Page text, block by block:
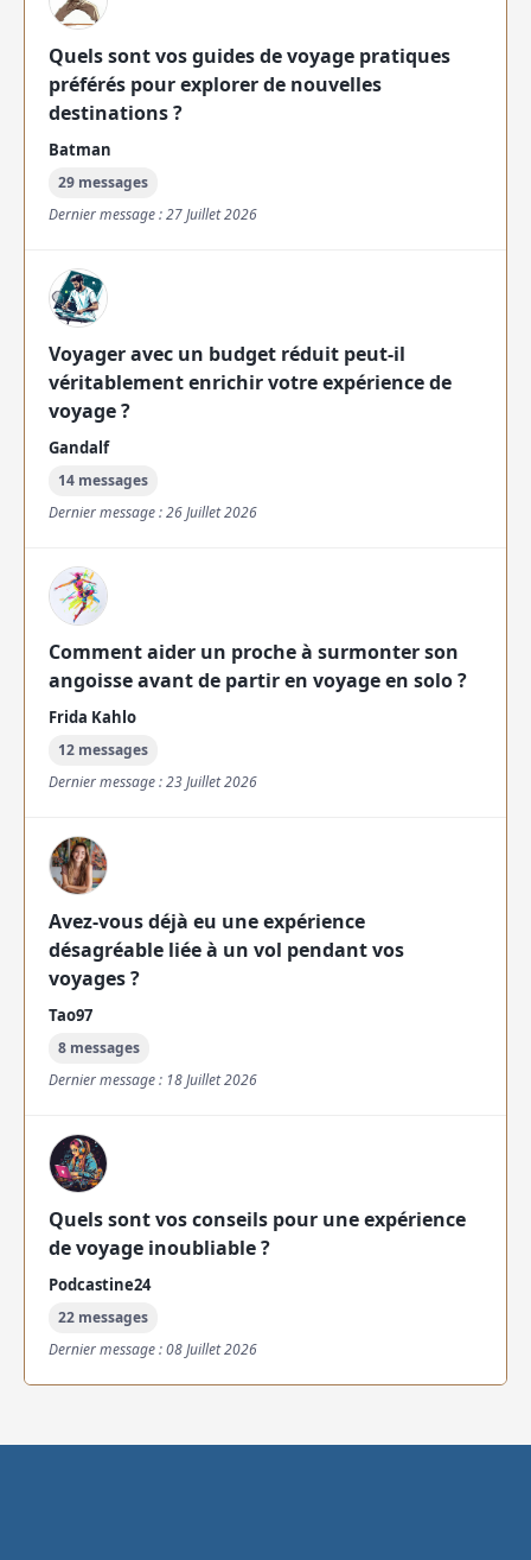
Quels sont vos guides de voyage pratiques
préférés pour explorer de nouvelles
destinations ?
Batman
29 messages
Dernier message : 27 Juillet 2026
Voyager avec un budget réduit peut-il
véritablement enrichir votre expérience de
voyage ?
Gandalf
14 messages
Dernier message : 26 Juillet 2026
Comment aider un proche à surmonter son
angoisse avant de partir en voyage en solo ?
Frida Kahlo
12 messages
Dernier message : 23 Juillet 2026
Avez-vous déjà eu une expérience
désagréable liée à un vol pendant vos
voyages ?
Tao97
8 messages
Dernier message : 18 Juillet 2026
Quels sont vos conseils pour une expérience
de voyage inoubliable ?
Podcastine24
22 messages
Dernier message : 08 Juillet 2026